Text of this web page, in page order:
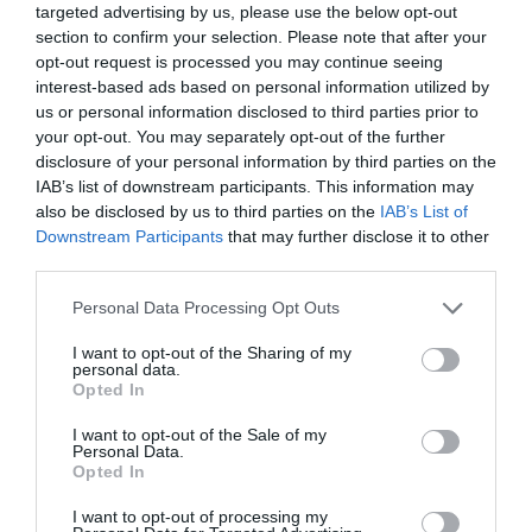
targeted advertising by us, please use the below opt-out
section to confirm your selection. Please note that after your
opt-out request is processed you may continue seeing
interest-based ads based on personal information utilized by
us or personal information disclosed to third parties prior to
your opt-out. You may separately opt-out of the further
disclosure of your personal information by third parties on the
IAB’s list of downstream participants. This information may
also be disclosed by us to third parties on the IAB’s List of
Downstream Participants that may further disclose it to other
Personal Data Processing Opt Outs
I want to opt-out of the Sharing of my
personal data.
Opted In
I want to opt-out of the Sale of my
Personal Data.
Opted In
I want to opt-out of processing my
telecomunicacions amb 5G.
Fotografia: Àngel Bravo